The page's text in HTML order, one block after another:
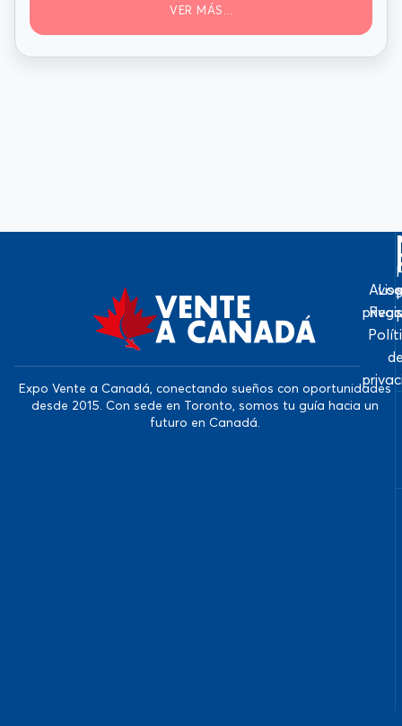
VER MÁS...
Expo Vente a Canadá, conectando sueños con oportunidades
desde 2015. Con sede en Toronto, somos tu guía hacia un
futuro en Canadá.